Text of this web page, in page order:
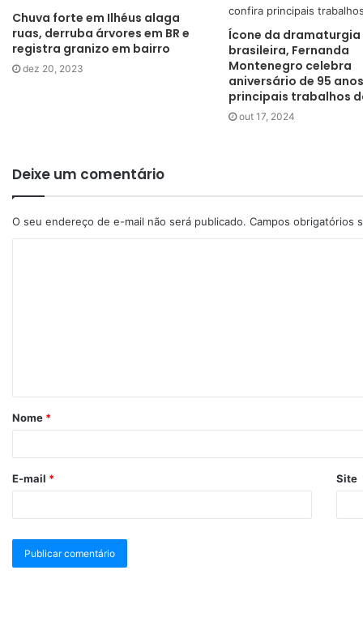
Chuva forte em Ilhéus alaga
ruas, derruba árvores em BR e
registra granizo em bairro
dez 20, 2023
Ícone da dramaturgia
brasileira, Fernanda
Montenegro celebra
aniversário de 95
principais trabalhos
out 17, 2024
Deixe um comentário
O seu endereço de e-mail não será publicado. Campos obrigatórios
Nome *
E-mail * Site